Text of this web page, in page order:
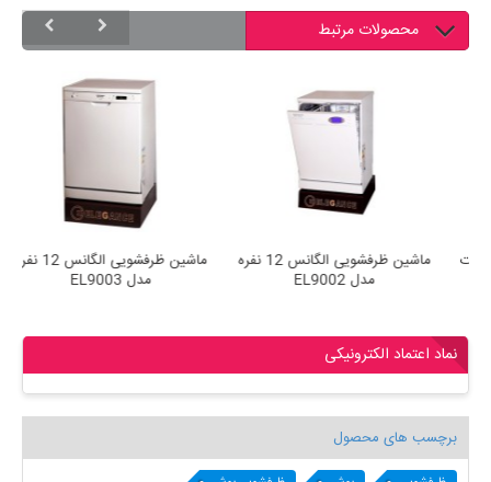
محصولات مرتبط
ماشین ظرفشویی الگانس 12 نفره
ماشین ظرفشویی 13 نفره زیرووات
نماد اعتماد الکترونیکی
برچسب های محصول